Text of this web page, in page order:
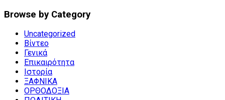
Browse by Category
Uncategorized
Βίντεο
Γενικά
Επικαιρότητα
Ιστορία
ΞΑΦΝΙΚΑ
ΟΡΘΟΔΟΞΙΑ